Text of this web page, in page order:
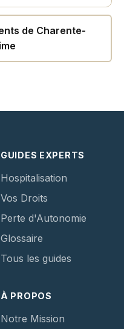
de Charente-
GUIDES EXPERTS
Hospitalisation
Vos Droits
Perte d'Autonomie
Glossaire
Tous les guides
À PROPOS
Notre Mission